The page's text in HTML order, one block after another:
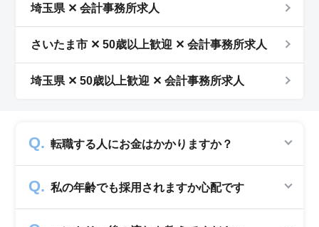
埼玉県 ✕ 会計事務所求人
さいたま市 ✕ 50歳以上歓迎 ✕ 会計事務所求人
埼玉県 ✕ 50歳以上歓迎 ✕ 会計事務所求人
転職する人にお金はかかりますか？
していますので、転職希望者の方からは費用は
一切発生致しません。
私の年齢でも採用されますか心配です